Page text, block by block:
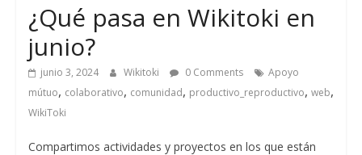
¿Qué pasa en Wikitoki en
junio?
junio 3, 2024 Wikitoki 0 Comments
Apoyo
mútuo, colaborativo, comunidad, productivo_reproductivo, web,
WikiToki
Compartimos actividades y proyectos en los que están